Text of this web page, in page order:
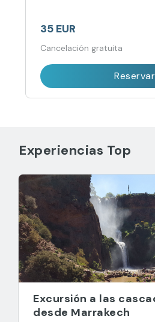
35 EUR
Cancelación gratuita
Reservar
Experiencias Top
Excursión a las
desde Marrakech